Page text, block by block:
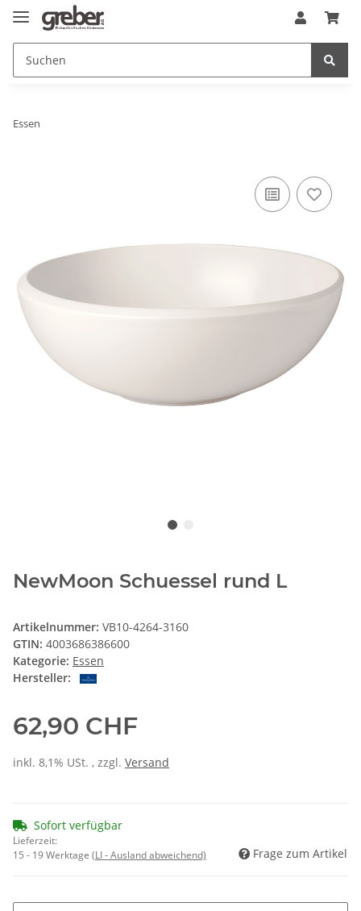
Essen
NewMoon Schuessel rund L
Artikelnummer: VB10-4264-3160
GTIN: 4003686386600
Kategorie: Essen
Hersteller:
62,90 CHF
inkl. 8,1% USt. , zzgl. Versand
Sofort verfügbar
Lieferzeit:
15 - 19 Werktage (LI - Ausland abweichend) Frage zum Artikel